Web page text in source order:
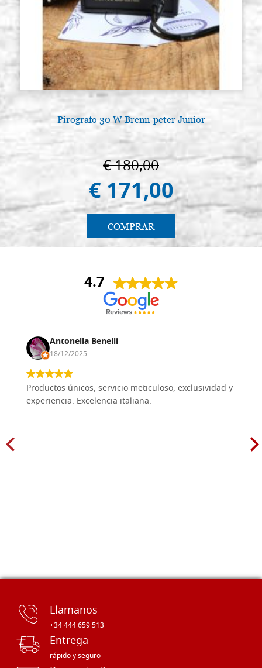
Pirografo 30 W Brenn-peter Junior
€ 180,00
€ 171,00
COMPRAR
4.7
Antonella Benelli
18/12/2025
Productos únicos, servicio meticuloso, exclusividad y
experiencia. Excelencia italiana.
Llamanos
+34 444 659 513
Entrega
rápido y seguro